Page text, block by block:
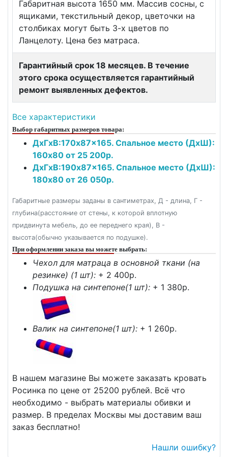
Габаритная высота 1650 мм. Массив сосны, с
ящиками, текстильный декор, цветочки на
столбиках могут быть 3-х цветов по
Ланцелоту. Цена без матраса.
Гарантийный срок 18 месяцев. В течение
этого срока осуществляется гарантийный
ремонт выявленных дефектов.
Все характеристики
Выбор габаритных размеров товара:
ДxГxВ:170x87x165. Спальное место (ДxШ):
160x80 от 25 200р.
ДxГxВ:190x87x165. Спальное место (ДxШ):
180x80 от 26 050р.
Габаритные размеры заданы в сантиметрах, Д - длина, Г -
глубина(расстояние от стены, к которой вплотную
придвинута мебель, до ее переднего края), В -
высота(обычно указывается по подушке).
При оформлении заказа вы можете выбрать:
Чехол для матраца в основной ткани (на
резинке) (1 шт): + 2 400p.
Подушка на синтепоне(1 шт): + 1 380p.
Валик на синтепоне(1 шт): + 1 260p.
В нашем магазине Вы можете заказать кровать
Росинка по цене от 25200 рублей. Всё что
необходимо - выбрать материалы обивки и
размер. В пределах Москвы мы доставим ваш
заказ бесплатно!
Нашли ошибку?